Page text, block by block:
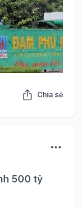
Chia sẻ
500 tỷ